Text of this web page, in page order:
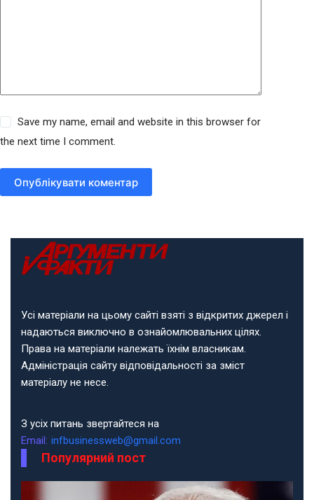
Save my name, email and website in this browser for
the next time I comment.
Опублікувати коментар
Усі матеріали на цьому сайті взяті з відкритих джерел і
надаються виключно в ознайомлювальних цілях.
Права на матеріали належать їхнім власникам.
Адміністрація сайту відповідальності за зміст
матеріалу не несе.
З усіх питань звертайтеся на
Email: infbusinessweb@gmail.com
Популярний пост